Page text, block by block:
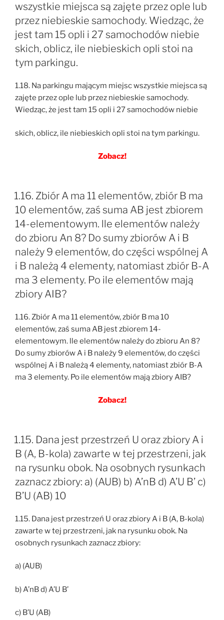
wszystkie miejsca są zajęte przez ople lub
przez niebieskie samochody. Wiedząc, że
jest tam 15 opli i 27 samochodów niebie
skich, oblicz, ile niebieskich opli stoi na
tym parkingu.
1.18. Na parkingu mającym miejsc wszystkie miejsca są
zajęte przez ople lub przez niebieskie samochody.
Wiedząc, że jest tam 15 opli i 27 samochodów niebie
skich, oblicz, ile niebieskich opli stoi na tym parkingu.
Zobacz!
1.16. Zbiór A ma 11 elementów, zbiór B ma
10 elementów, zaś suma AB jest zbiorem
14-elementowym. lle elementów należy
do zbioru An 8? Do sumy zbiorów A i B
należy 9 elementów, do części wspólnej A
i B należą 4 elementy, natomiast zbiór B-A
ma 3 elementy. Po ile elementów mają
zbiory AIB?
1.16. Zbiór A ma 11 elementów, zbiór B ma 10
elementów, zaś suma AB jest zbiorem 14-
elementowym. lle elementów należy do zbioru An 8?
Do sumy zbiorów A i B należy 9 elementów, do części
wspólnej A i B należą 4 elementy, natomiast zbiór B-A
ma 3 elementy. Po ile elementów mają zbiory AIB?
Zobacz!
1.15. Dana jest przestrzeń U oraz zbiory A i
B (A, B-kola) zawarte w tej przestrzeni, jak
na rysunku obok. Na osobnych rysunkach
zaznacz zbiory: a) (AUB) b) A’nB d) A’U B’ c)
B’U (AB) 10
1.15. Dana jest przestrzeń U oraz zbiory A i B (A, B-kola)
zawarte w tej przestrzeni, jak na rysunku obok. Na
osobnych rysunkach zaznacz zbiory:
a) (AUB)
b) A’nB d) A’U B’
c) B’U (AB)